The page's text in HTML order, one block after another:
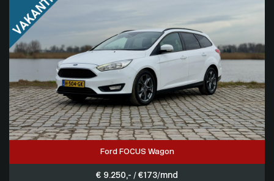
Ford FOCUS Wagon
€ 9.250,- / € 173/mnd